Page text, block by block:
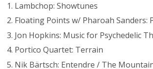
Lambchop: Showtunes
Floating Points w/ Pharoah Sanders:
Jon Hopkins: Music for Psychedelic
Portico Quartet: Terrain
Nik Bärtsch: Entendre / The